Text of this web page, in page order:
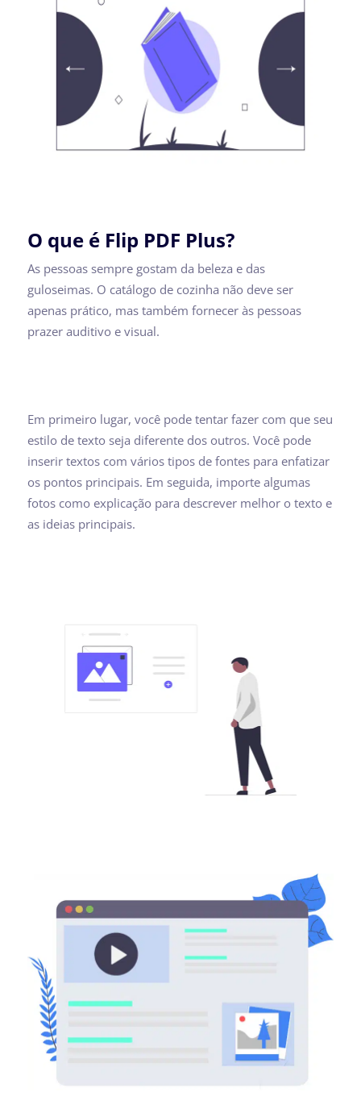
O que é Flip PDF Plus?
As pessoas sempre gostam da beleza e das
guloseimas. O catálogo de cozinha não deve ser
apenas prático, mas também fornecer às pessoas
prazer auditivo e visual.
Em primeiro lugar, você pode tentar fazer com que seu
estilo de texto seja diferente dos outros. Você pode
inserir textos com vários tipos de fontes para enfatizar
os pontos principais. Em seguida, importe algumas
fotos como explicação para descrever melhor o texto e
as ideias principais.